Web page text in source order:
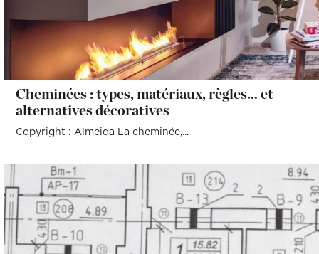
Cheminées : types, matériaux, règles… et
alternatives décoratives
Copyright : Almeida La cheminée,...